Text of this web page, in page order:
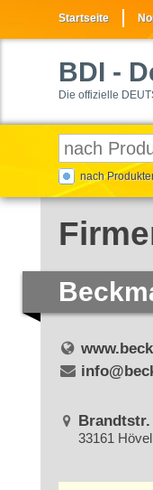
Startseite
BDI -
Die offizielle
nach
Brandtstr.
33161